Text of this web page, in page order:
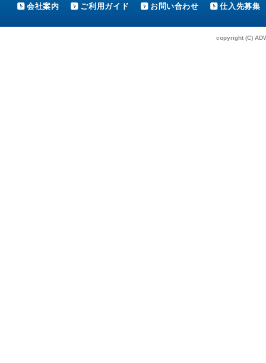
会社案内 ご利用ガイド お問い合わせ 仕入先募集
copyright (C)